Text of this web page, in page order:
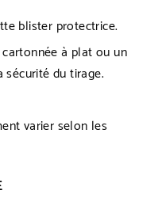
blister protectrice.
à plat ou un
du tirage.
varier selon les